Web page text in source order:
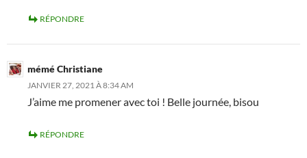
RÉPONDRE
mémé Christiane
JANVIER 27, 2021 À 8:34 AM
J’aime me promener avec toi ! Belle journée, bisou
RÉPONDRE